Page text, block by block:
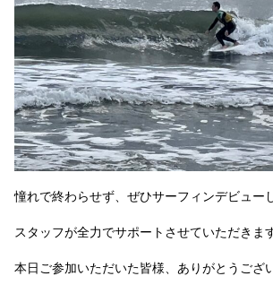
憧れで終わらせず、ぜひサーフィンデビュー
スタッフが全力でサポートさせていただきます
本日ご参加いただいた皆様、ありがとうござ